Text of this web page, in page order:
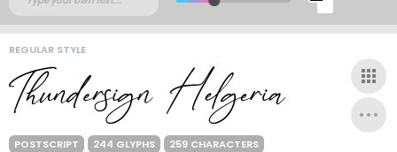
REGULAR STYLE
POSTSCRIPT 244 GLYPHS 259 CHARACTERS